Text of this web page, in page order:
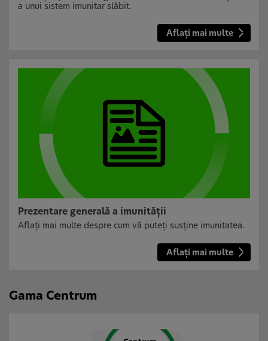
a unui sistem imunitar slăbit.
Aflați mai multe
Prezentare generală a imunității
Aflați mai multe despre cum vă puteți susține imunitatea.
Aflați mai multe
Gama Centrum